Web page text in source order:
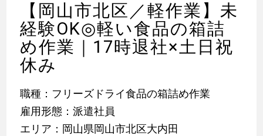
【岡山市北区／軽作業】未
経験OK◎軽い食品の箱詰
め作業｜17時退社×土日祝
休み
職種：フリーズドライ食品の箱詰め作業
雇用形態：派遣社員
エリア：岡山県岡山市北区大内田